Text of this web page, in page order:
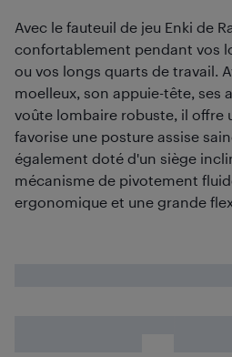
Avec le fauteuil de jeu Enki de
confortablement pendant vos
ou vos longs quarts de travail.
moelleux, son appuie-tête, ses
voûte lombaire robuste, il offre
favorise une posture assise
également doté d'un siège
mécanisme de pivotement
ergonomique et une grande